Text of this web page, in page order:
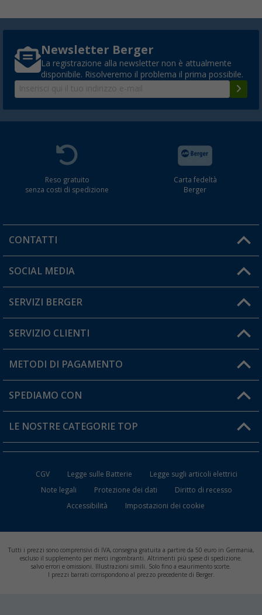
Newsletter Berger
La registrazione alla newsletter non è attualmente
disponibile. Risolveremo il problema il prima possibile.
Reso gratuito
senza costi di spedizione
Carta fedeltà
Berger
CONTATTI
Orari di apertura del servizio:
Hai una domanda?
SOCIAL MEDIA
SERVIZI BERGER
Diventare rivenditori
Il mio Account
Carta fedeltà Berger
SERVIZIO CLIENTI
Informazioni sulla spedizione
Resi
FAQ e Contatti
METODI DI PAGAMENTO
SPEDIAMO CON
LE NOSTRE CATEGORIE TOP
Mobili per il Campeggio
Frigo Portatili
Climatizzatori per Camper
CGV Legge sulle Batterie
Legge sugli articoli elettrici
Note legali
Protezione dei dati
Diritto di recesso
Accessibilità
Impostazioni dei cookie
Tutti i prezzi sono comprensivi di IVA, consegna gratuita a partire da 50 euro in Germania,
escluso il supplemento per merci ingombranti. Altrimenti più spese di spedizione.
salvo errori e omissioni. Illustrazioni simili. Solo fino a esaurimento scorte.
I prezzi barrati corrispondono al prezzo precedente di Berger.